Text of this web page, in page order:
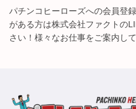
パチンコヒーローズへの会員登
がある方は株式会社ファクトの
さい！様々なお仕事をご案内して